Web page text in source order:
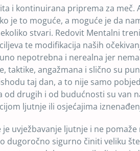
i kontinuirana priprema za
je to moguće, a moguće je da
stvari. Redovit Mentalni
te modifikacija naših
nepotrebna i nerealna jer
taktike, angažmana i slično su
taj dan, a to nije samo
od drugih i od budućnosti su van
ljutnje ili osjećajima
uvježbavanje ljutnje i ne
dugoročno sigurno činiti veliku